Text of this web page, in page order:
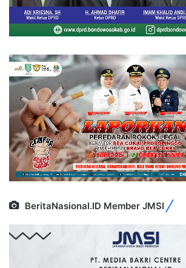
BeritaNasional.ID Member JMSI